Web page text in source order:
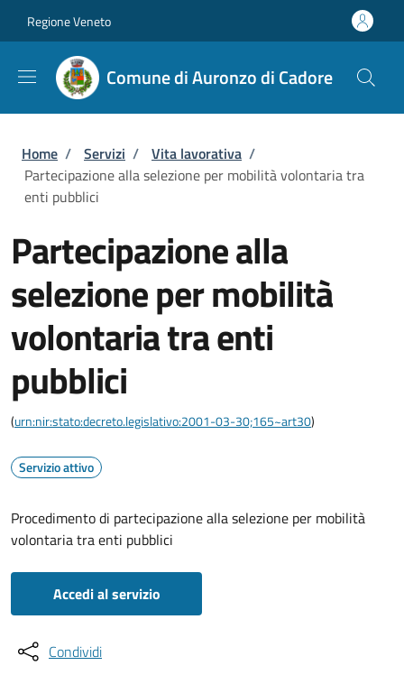
Regione Veneto
Comune di Auronzo di Cadore
Briciole di pane
Home / Servizi / Vita lavorativa /
Partecipazione alla selezione per mobilità volontaria tra
enti pubblici
Partecipazione alla
selezione per mobilità
volontaria tra enti
pubblici
(urn:nir:stato:decreto.legislativo:2001-03-30;165~art30)
Servizio attivo
Procedimento di partecipazione alla selezione per mobilità
volontaria tra enti pubblici
Accedi al servizio
Condividi